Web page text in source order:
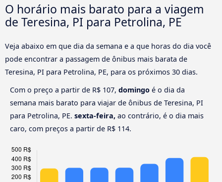
O horário mais barato para a viagem
de Teresina, PI para Petrolina, PE
Veja abaixo em que dia da semana e a que horas do dia você
pode encontrar a passagem de ônibus mais barata de
Teresina, PI para Petrolina, PE, para os próximos 30 dias.
Com o preço a partir de R$ 107, domingo é o dia da
semana mais barato para viajar de ônibus de Teresina, PI
para Petrolina, PE. sexta-feira, ao contrário, é o dia mais
caro, com preços a partir de R$ 114.